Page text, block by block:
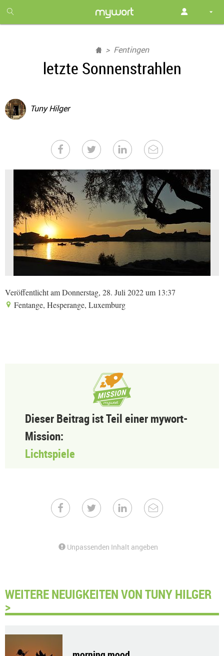
month
free
Fentingen
letzte Sonnenstrahlen
Tuny Hilger
Veröffentlicht am Donnerstag, 28. Juli 2022 um 13:37
Fentange, Hesperange, Luxemburg
Dieser Beitrag ist Teil einer mywort-
Mission:
Lichtspiele
Unpassenden Inhalt angeben
WEITERE NEUIGKEITEN VON TUNY HILGER
>